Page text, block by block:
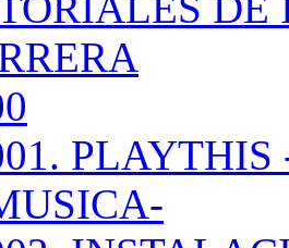
PLAYTHIS